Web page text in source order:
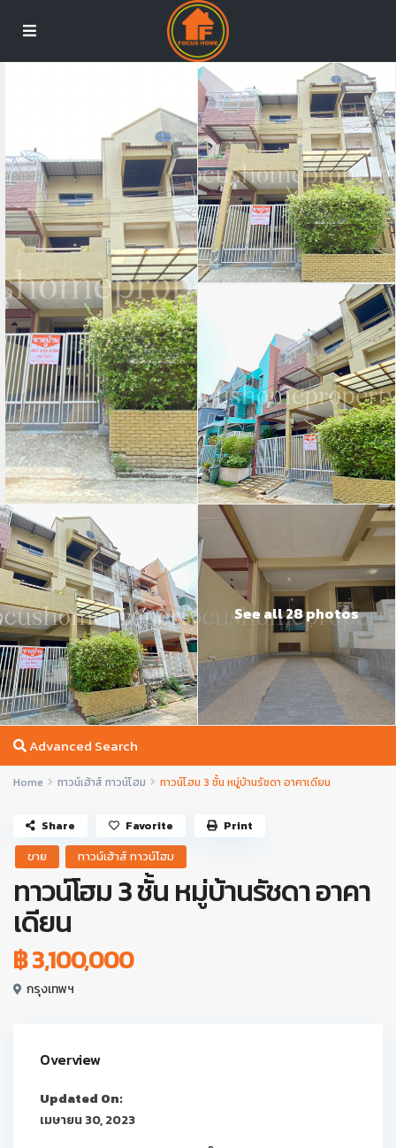
See all 28 photos
Advanced Search
Home ทาวน์เฮ้าส์ ทาวน์โฮม ทาวน์โฮม 3 ชั้น หมู่บ้านรัชดา อาคาเดียน
ขาย ทาวน์เฮ้าส์ ทาวน์โฮม
ทาวน์โฮม 3 ชั้น หมู่บ้านรัชดา อาคา
เดียน
฿ 3,100,000
กรุงเทพฯ
Share Favorite Print
Overview
Updated On:
เมษายน 30, 2023